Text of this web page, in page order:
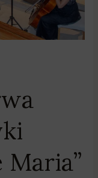
Maria”